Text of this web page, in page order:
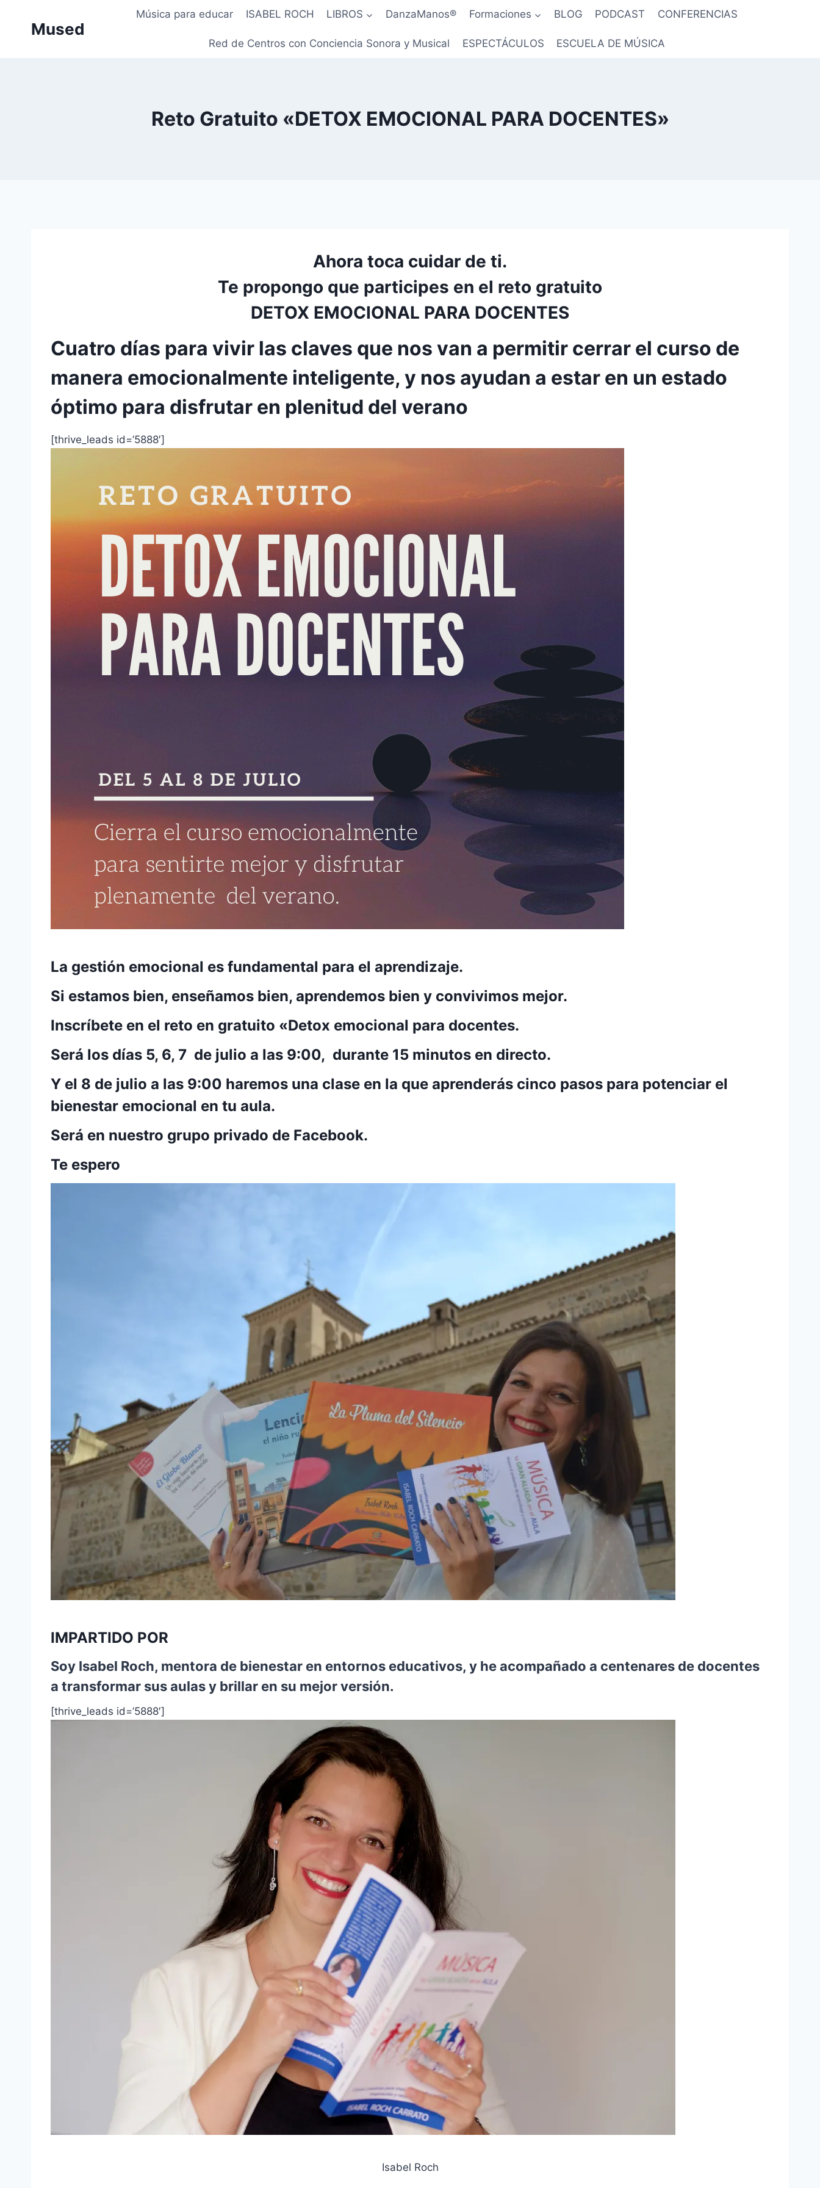
Mused
Música para educar ISABEL ROCH LIBROS DanzaManos® Formaciones BLOG PODCAST CONFERENCIAS
Red de Centros con Conciencia Sonora y Musical ESPECTÁCULOS ESCUELA DE MÚSICA
Reto Gratuito «DETOX EMOCIONAL PARA DOCENTES»
Ahora toca cuidar de ti.
Te propongo que participes en el reto gratuito
DETOX EMOCIONAL PARA DOCENTES
Cuatro días para vivir las claves que nos van a permitir cerrar el curso de
manera emocionalmente inteligente, y nos ayudan a estar en un estado
óptimo para disfrutar en plenitud del verano
[thrive_leads id=’5888′]
La gestión emocional es fundamental para el aprendizaje.
Si estamos bien, enseñamos bien, aprendemos bien y convivimos mejor.
Inscríbete en el reto en gratuito «Detox emocional para docentes.
Será los días 5, 6, 7 de julio a las 9:00, durante 15 minutos en directo.
Y el 8 de julio a las 9:00 haremos una clase en la que aprenderás cinco pasos para potenciar el
bienestar emocional en tu aula.
Será en nuestro grupo privado de Facebook.
Te espero
IMPARTIDO POR
Soy Isabel Roch, mentora de bienestar en entornos educativos, y he acompañado a centenares de docentes
a transformar sus aulas y brillar en su mejor versión.
[thrive_leads id=’5888′]
Isabel Roch